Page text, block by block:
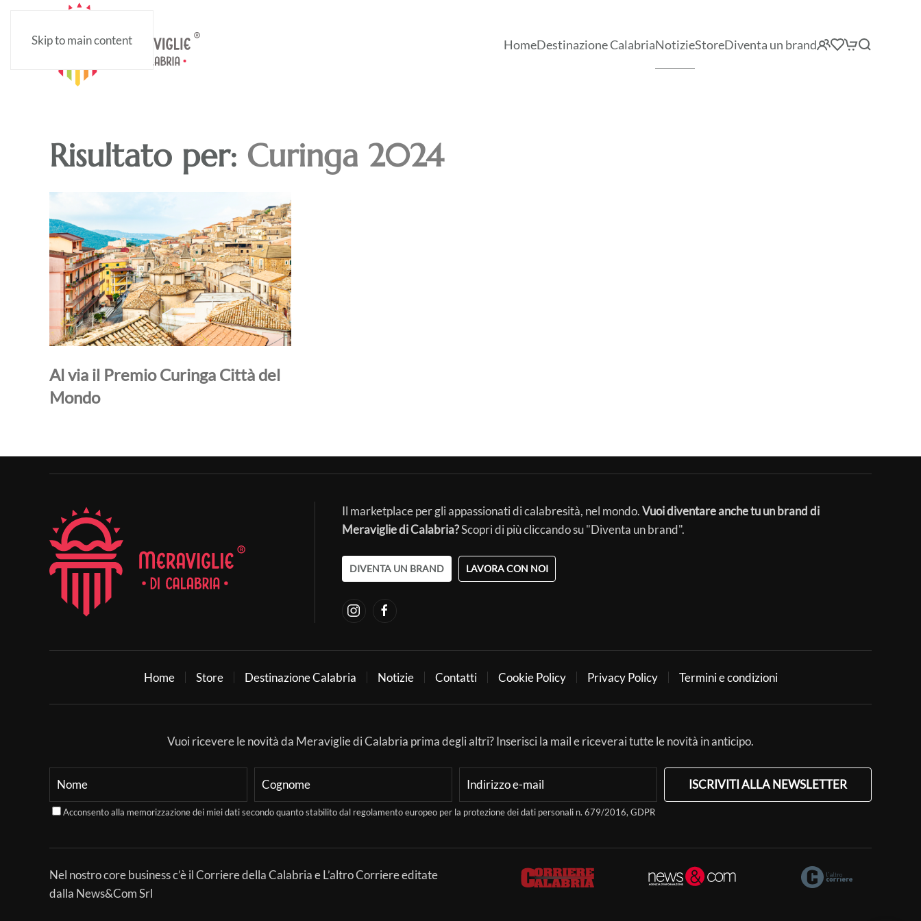
Skip to main content HomeDestinazione CalabriaNotizieStoreDiventa un brand
Risultato per: Curinga 2024
Al via il Premio Curinga Città del
Mondo
Il marketplace per gli appassionati di calabresità, nel mondo.Vuoi diventare anche tu un brand di
Meraviglie di Calabria?Scopri di più cliccando su "Diventa un brand".
DIVENTA UN BRAND LAVORA CON NOI
Home Store Destinazione Calabria Notizie Contatti Cookie Policy Privacy Policy Termini e condizioni
Vuoi ricevere le novità da Meraviglie di Calabria prima degli altri? Inserisci la mail e riceverai tutte le novità in anticipo.
ISCRIVITI ALLA NEWSLETTER
Acconsento alla memorizzazione dei miei dati secondo quanto stabilito dal regolamento europeo per la protezione dei dati personali n. 679/2016, GDPR
Nel nostro core business c’è il Corriere della Calabria e L’altro Corriere editate
dalla News&Com Srl